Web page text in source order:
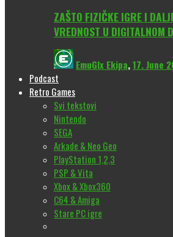
ZAŠTO FIZIČKE IGRE I
VREDNOST U DIGITALNOM
EmuGlx Ekipa,17. June
Podcast
Retro Games
Svi tekstovi
Nintendo
SEGA
Arkade & Neo Geo
PlayStation 1,2,3
PSP & Vita
Xbox & Xbox360
C64 & Amiga
Stare PC igre